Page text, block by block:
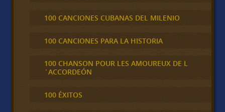
100 CANCIONES CUBANAS DEL MILENIO
100 CANCIONES PARA LA HISTORIA
100 CHANSON POUR LES AMOUREUX DE L
´ACCORDEÓN
100 ÉXITOS